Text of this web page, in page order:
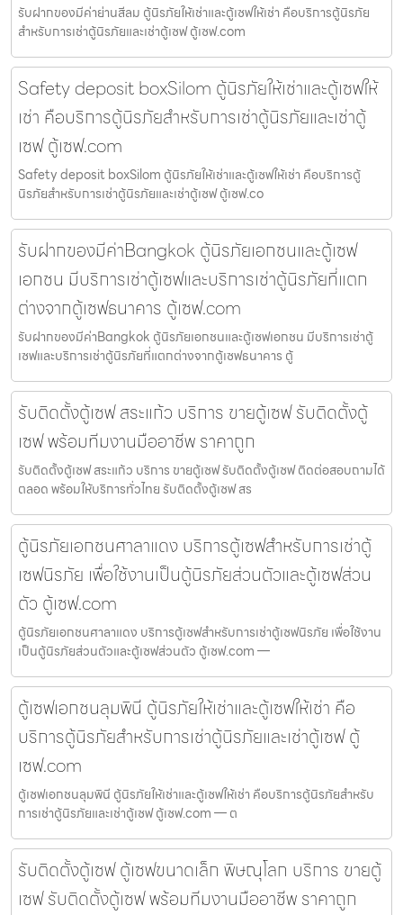
รับฝากของมีค่าย่านสีลม ตู้นิรภัยให้เช่าและตู้เซฟให้เช่า คือบริการตู้นิรภัย
สำหรับการเช่าตู้นิรภัยและเช่าตู้เซฟ ตู้เซฟ.com
Safety deposit boxSilom ตู้นิรภัยให้เช่าและตู้เซฟให้
เช่า คือบริการตู้นิรภัยสำหรับการเช่าตู้นิรภัยและเช่าตู้
เซฟ ตู้เซฟ.com
Safety deposit boxSilom ตู้นิรภัยให้เช่าและตู้เซฟให้เช่า คือบริการตู้
นิรภัยสำหรับการเช่าตู้นิรภัยและเช่าตู้เซฟ ตู้เซฟ.co
รับฝากของมีค่าBangkok ตู้นิรภัยเอกชนและตู้เซฟ
เอกชน มีบริการเช่าตู้เซฟและบริการเช่าตู้นิรภัยที่แตก
ต่างจากตู้เซฟธนาคาร ตู้เซฟ.com
รับฝากของมีค่าBangkok ตู้นิรภัยเอกชนและตู้เซฟเอกชน มีบริการเช่าตู้
เซฟและบริการเช่าตู้นิรภัยที่แตกต่างจากตู้เซฟธนาคาร ตู้
รับติดตั้งตู้เซฟ สระแก้ว บริการ ขายตู้เซฟ รับติดตั้งตู้
เซฟ พร้อมทีมงานมืออาชีพ ราคาถูก
รับติดตั้งตู้เซฟ สระแก้ว บริการ ขายตู้เซฟ รับติดตั้งตู้เซฟ ติดต่อสอบถามได้
ตลอด พร้อมให้บริการทั่วไทย รับติดตั้งตู้เซฟ สร
ตู้นิรภัยเอกชนศาลาแดง บริการตู้เซฟสำหรับการเช่าตู้
เซฟนิรภัย เพื่อใช้งานเป็นตู้นิรภัยส่วนตัวและตู้เซฟส่วน
ตัว ตู้เซฟ.com
ตู้นิรภัยเอกชนศาลาแดง บริการตู้เซฟสำหรับการเช่าตู้เซฟนิรภัย เพื่อใช้งาน
เป็นตู้นิรภัยส่วนตัวและตู้เซฟส่วนตัว ตู้เซฟ.com —
ตู้เซฟเอกชนลุมพินี ตู้นิรภัยให้เช่าและตู้เซฟให้เช่า คือ
บริการตู้นิรภัยสำหรับการเช่าตู้นิรภัยและเช่าตู้เซฟ ตู้
เซฟ.com
ตู้เซฟเอกชนลุมพินี ตู้นิรภัยให้เช่าและตู้เซฟให้เช่า คือบริการตู้นิรภัยสำหรับ
การเช่าตู้นิรภัยและเช่าตู้เซฟ ตู้เซฟ.com — ต
รับติดตั้งตู้เซฟ ตู้เซฟขนาดเล็ก พิษณุโลก บริการ ขายตู้
เซฟ รับติดตั้งตู้เซฟ พร้อมทีมงานมืออาชีพ ราคาถูก